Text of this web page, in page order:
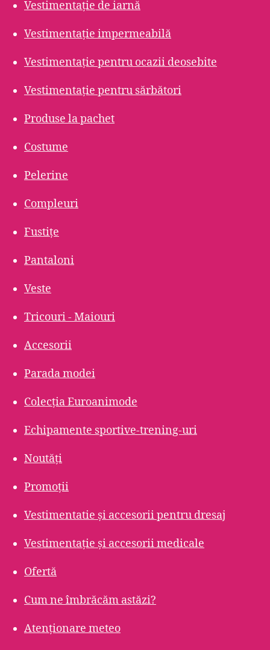
Vestimentație de iarnă
Vestimentație impermeabilă
Vestimentație pentru ocazii deosebite
Vestimentație pentru sărbători
Produse la pachet
Costume
Pelerine
Compleuri
Fustițe
Pantaloni
Veste
Tricouri - Maiouri
Accesorii
Parada modei
Colecția Euroanimode
Echipamente sportive-trening-uri
Noutăți
Promoții
Vestimentatie și accesorii pentru dresaj
Vestimentație și accesorii medicale
Ofertă
Cum ne îmbrăcăm astăzi?
Atenționare meteo